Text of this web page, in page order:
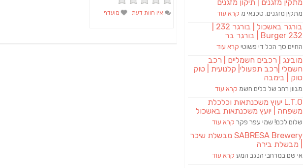
אין חוות דעת מועדף
מתקין מזגנים | תיקון מזגנים
מתקין מזגנים, טכנאי מ קרא עוד
Burger 232 | בורגר בר
החיים סך הכל די פשוטי קרא עוד
מובינג | רכבים חשמליים | רכב
חשמלי |רכב תפעולי| קלנועית | טוק
טוק | בימבה
מגוון רחב של כלים חשמ קרא עוד
L.T.O יעוץ משכנתאות וכלכלת
משפחה | יועץ משכנתאות באשכול
שלום לכם! שמי עפר פקר קרא עוד
SABRESA Brewery מבשלת שיכר
| מבשלת בירה
אי שם במרחבי הנגב המע קרא עוד